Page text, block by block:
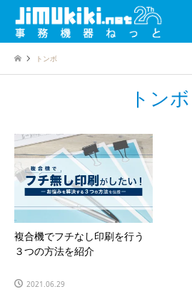
トンボ
トンボ
複合機でフチなし印刷を行う
３つの方法を紹介
2021.06.29